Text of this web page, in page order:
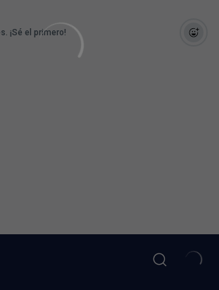
¡Sé el primero!